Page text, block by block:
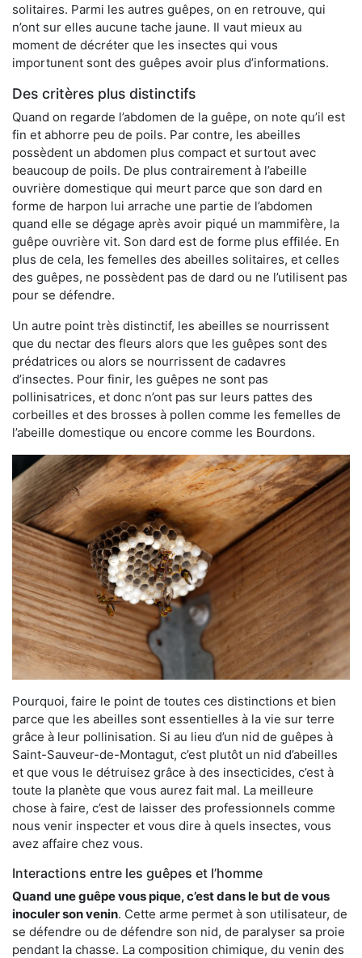
solitaires. Parmi les autres guêpes, on en retrouve, qui
n’ont sur elles aucune tache jaune. Il vaut mieux au
moment de décréter que les insectes qui vous
importunent sont des guêpes avoir plus d’informations.
Des critères plus distinctifs
Quand on regarde l’abdomen de la guêpe, on note qu’il est
fin et abhorre peu de poils. Par contre, les abeilles
possèdent un abdomen plus compact et surtout avec
beaucoup de poils. De plus contrairement à l’abeille
ouvrière domestique qui meurt parce que son dard en
forme de harpon lui arrache une partie de l’abdomen
quand elle se dégage après avoir piqué un mammifère, la
guêpe ouvrière vit. Son dard est de forme plus effilée. En
plus de cela, les femelles des abeilles solitaires, et celles
des guêpes, ne possèdent pas de dard ou ne l’utilisent pas
pour se défendre.
Un autre point très distinctif, les abeilles se nourrissent
que du nectar des fleurs alors que les guêpes sont des
prédatrices ou alors se nourrissent de cadavres
d’insectes. Pour finir, les guêpes ne sont pas
pollinisatrices, et donc n’ont pas sur leurs pattes des
corbeilles et des brosses à pollen comme les femelles de
l’abeille domestique ou encore comme les Bourdons.
Pourquoi, faire le point de toutes ces distinctions et bien
parce que les abeilles sont essentielles à la vie sur terre
grâce à leur pollinisation. Si au lieu d’un nid de guêpes à
Saint-Sauveur-de-Montagut, c’est plutôt un nid d’abeilles
et que vous le détruisez grâce à des insecticides, c’est à
toute la planète que vous aurez fait mal. La meilleure
chose à faire, c’est de laisser des professionnels comme
nous venir inspecter et vous dire à quels insectes, vous
avez affaire chez vous.
Interactions entre les guêpes et l’homme
Quand une guêpe vous pique, c’est dans le but de vous
inoculer son venin. Cette arme permet à son utilisateur, de
se défendre ou de défendre son nid, de paralyser sa proie
pendant la chasse. La composition chimique, du venin des